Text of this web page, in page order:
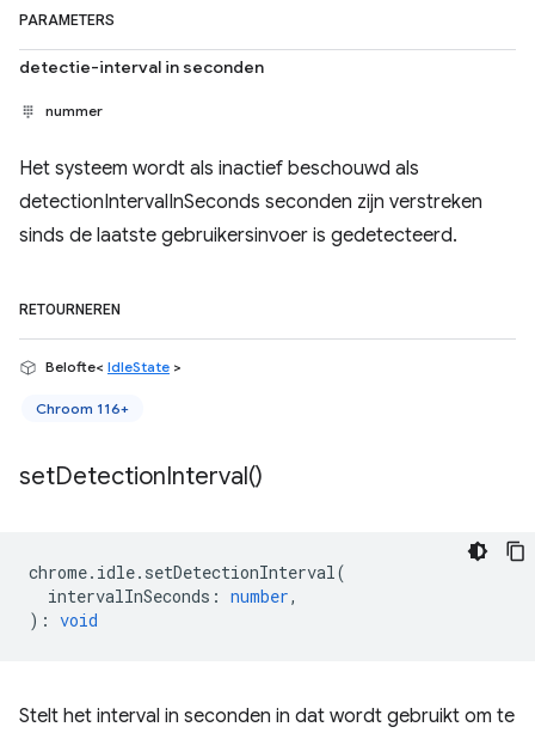
PARAMETERS
detectie-interval in seconden
nummer
Het systeem wordt als inactief beschouwd als
detectionIntervalInSeconds seconden zijn verstreken
sinds de laatste gebruikersinvoer is gedetecteerd.
RETOURNEREN
Belofte< IdleState >
Chroom 116+
setDetectionInterval()
chrome. idle. setDetectionInterval(
intervalInSeconds : number,
) : void
Stelt het interval in seconden in dat wordt gebruikt om te